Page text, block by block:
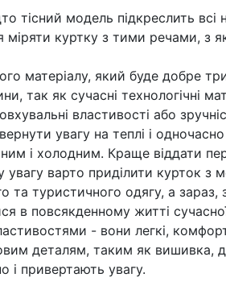
тісний модель підкреслить всі
куртку з тими речами, з
матеріалу, який буде добре
так як сучасні технологічні
властивості або
увагу на теплі і одночасно
і холодним. Краще віддати
варто приділити курток з
та туристичного одягу, а зараз,
в повсякденному житті
- вони легкі,
деталям, таким як вишивка,
і привертають увагу.